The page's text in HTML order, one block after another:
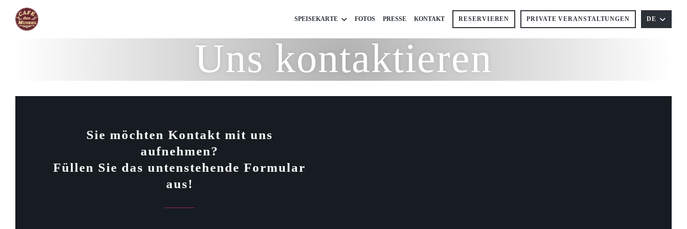
SPEISEKARTE FOTOS PRESSE KONTAKT RESERVIEREN PRIVATE VERANSTALTUNGEN DE
Uns kontaktieren
Sie möchten Kontakt mit uns
aufnehmen?
Füllen Sie das untenstehende Formular
aus!